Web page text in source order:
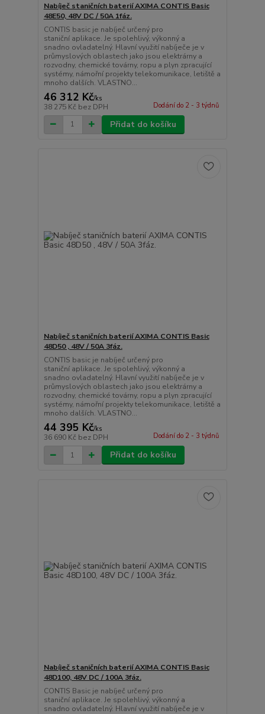
Nabíječ staničních baterií AXIMA CONTIS Basic
48E50, 48V DC / 50A 1fáz.
CONTIS basic je nabíječ určený pro
staniční aplikace. Je spolehlivý, výkonný a
snadno ovladatelný. Hlavní využití nabíječe je v
průmyslových oblastech jako jsou elektrárny a
rozvodny, chemické továrny, ropu a plyn zpracující
systémy, námořní projekty telekomunikace, letiště a
mnoho dalších. VLASTNO...
46 312 Kč/ks
38 275 Kč bez DPH Dodání do 2 - 3 týdnů
Přidat do košíku
Nabíječ staničních baterií AXIMA CONTIS Basic
48D50 , 48V / 50A 3fáz.
CONTIS basic je nabíječ určený pro
staniční aplikace. Je spolehlivý, výkonný a
snadno ovladatelný. Hlavní využití nabíječe je v
průmyslových oblastech jako jsou elektrárny a
rozvodny, chemické továrny, ropu a plyn zpracující
systémy, námořní projekty telekomunikace, letiště a
mnoho dalších. VLASTNO...
44 395 Kč/ks
36 690 Kč bez DPH Dodání do 2 - 3 týdnů
Přidat do košíku
Nabíječ staničních baterií AXIMA CONTIS Basic
48D100, 48V DC / 100A 3fáz.
CONTIS Basic je nabíječ určený pro
staniční aplikace. Je spolehlivý, výkonný a
snadno ovladatelný. Hlavní využití nabíječe je v